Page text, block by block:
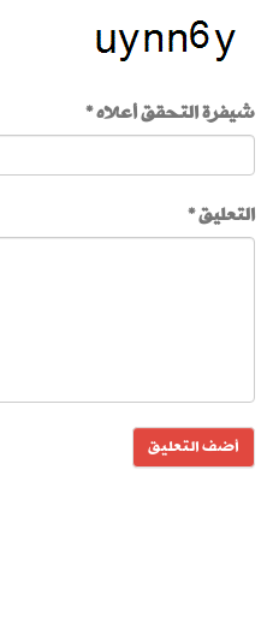
شيفرة التحقق أعلاه *
التعليق *